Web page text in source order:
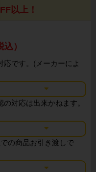
以上！
込）
です。(メーカーによ
対応は出来かねます。
の商品お引き渡しで